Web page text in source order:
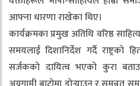
आफ्ना धारणा राखेका थिए।
कार्यक्रमका प्रमुख अतिथि वरिष्ठ
समयलाई दिशानिर्देश गर्दै राष्ट्रको
सर्जकको दायित्व भएको कुरा